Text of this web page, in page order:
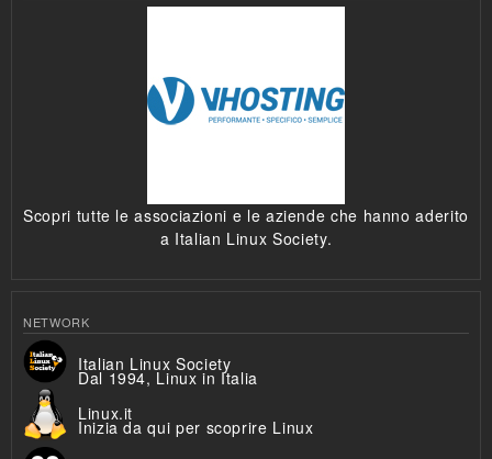
Scopri tutte le associazioni e le aziende che hanno aderito
a Italian Linux Society.
NETWORK
Italian Linux Society
Dal 1994, Linux in Italia
Linux.it
Inizia da qui per scoprire Linux